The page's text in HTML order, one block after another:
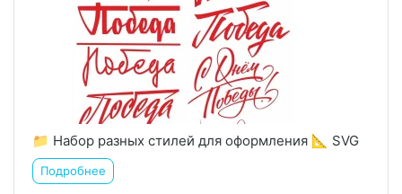
📁 Набор разных стилей для оформления 📐 SVG
Подробнее